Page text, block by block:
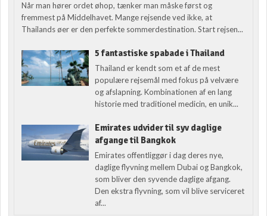
Når man hører ordet øhop, tænker man måske først og
fremmest på Middelhavet. Mange rejsende ved ikke, at
Thailands øer er den perfekte sommerdestination. Start rejsen...
5 fantastiske spabade i Thailand
Thailand er kendt som et af de mest
populære rejsemål med fokus på velvære
og afslapning. Kombinationen af en lang
historie med traditionel medicin, en unik...
Emirates udvider til syv daglige
afgange til Bangkok
Emirates offentliggør i dag deres nye,
daglige flyvning mellem Dubai og Bangkok,
som bliver den syvende daglige afgang.
Den ekstra flyvning, som vil blive serviceret
af...